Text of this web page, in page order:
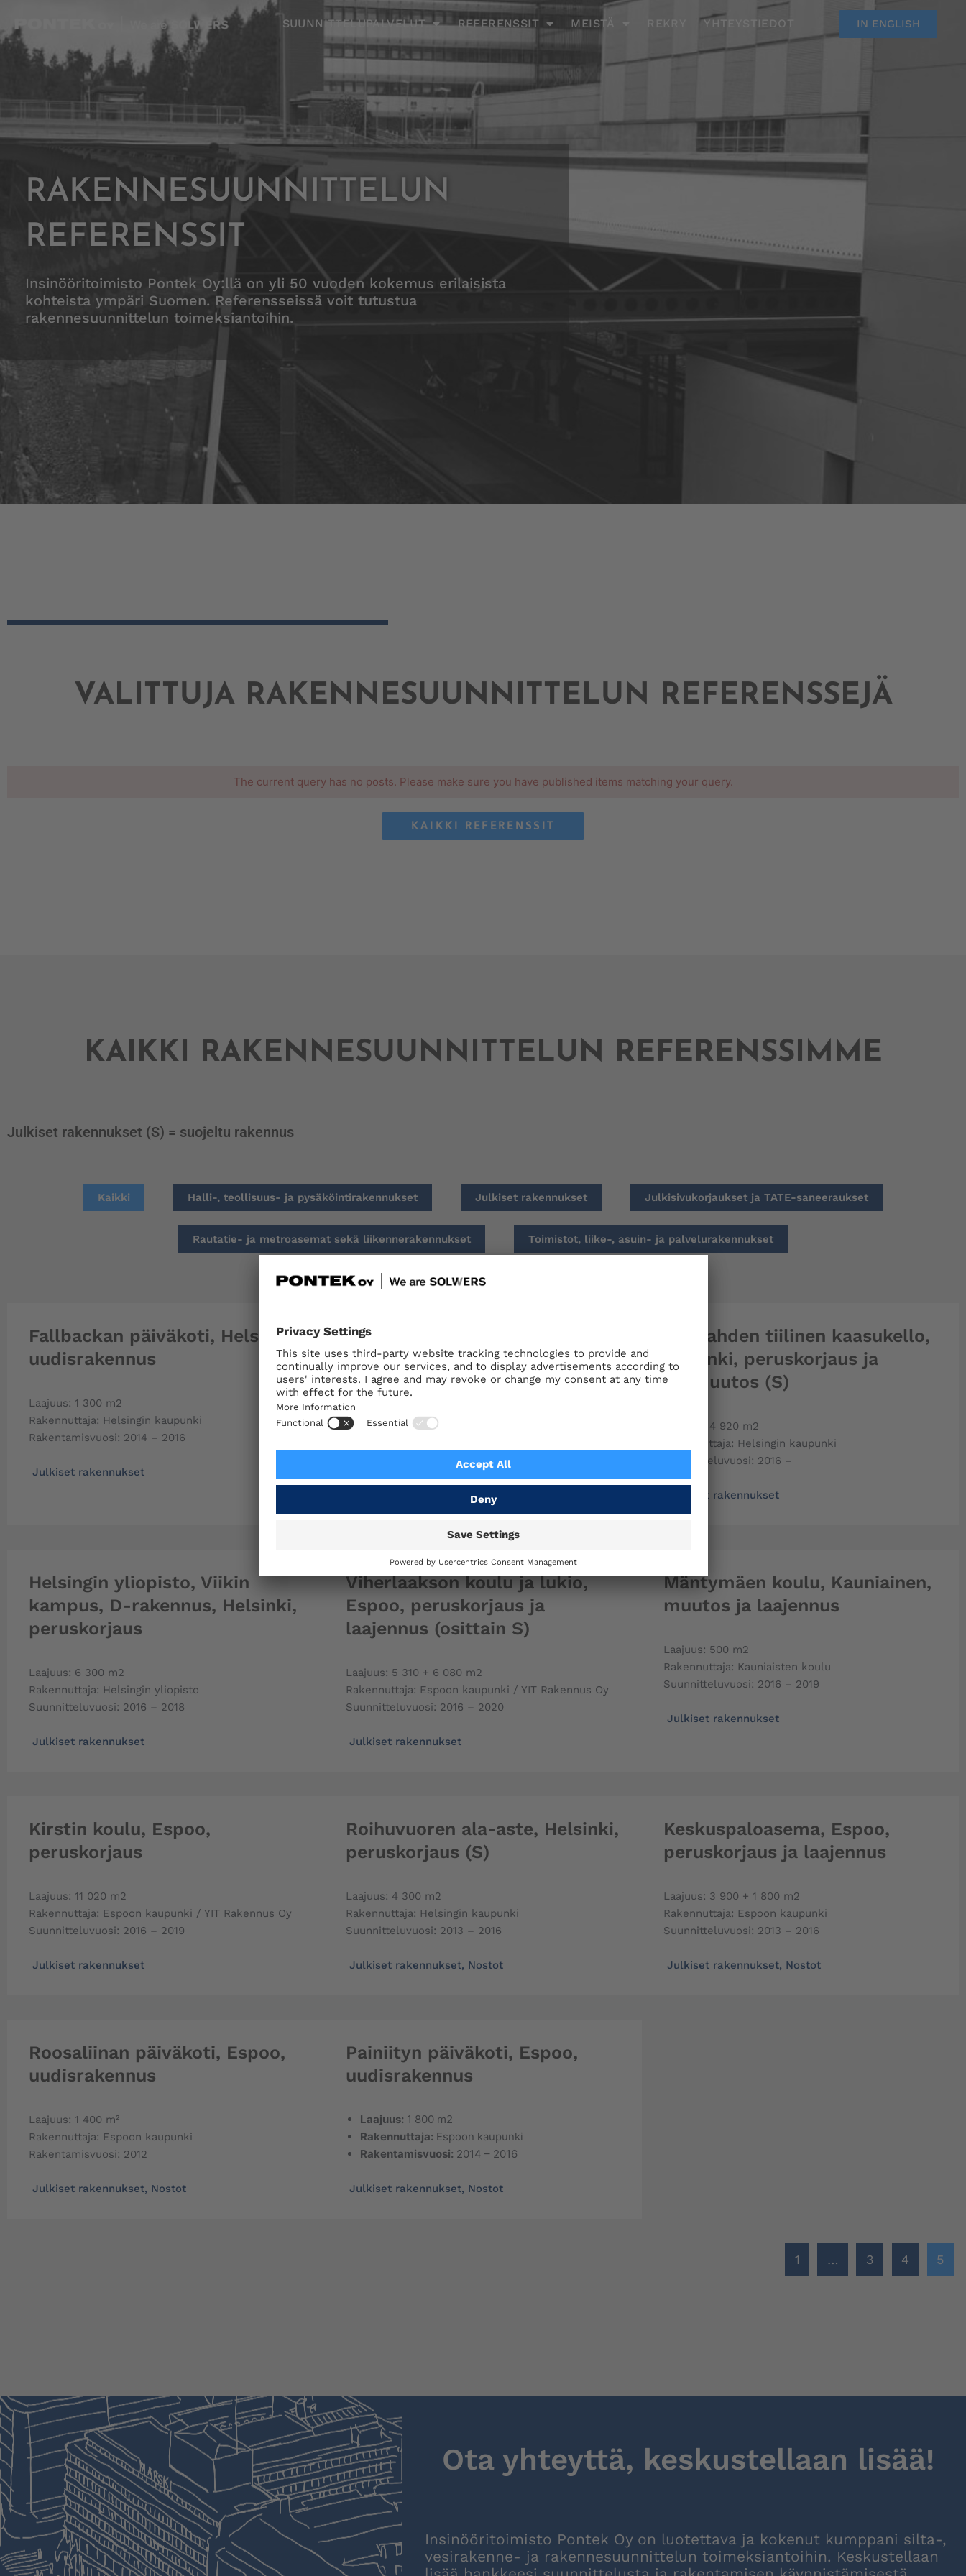
content
SUUNNITTELUPALVELUT REFERENSSIT MEISTÄ REKRY YHTEYSTIEDOT IN ENGLISH
RAKENNESUUNNITTELUN
REFERENSSIT
Insinööritoimisto Pontek Oy:llä on yli 50 vuoden kokemus erilaisista
kohteista ympäri Suomen. Referensseissä voit tutustua
rakennesuunnittelun toimeksiantoihin.
VALITTUJA RAKENNESUUNNITTELUN REFERENSSEJÄ
The current query has no posts. Please make sure you have published items matching your query.
KAIKKI REFERENSSIT
KAIKKI RAKENNESUUNNITTELUN REFERENSSIMME
Julkiset rakennukset (S) = suojeltu rakennus
Kaikki Halli-, teollisuus- ja pysäköintirakennukset Julkiset rakennukset Julkisivukorjaukset ja TATE-saneeraukset
Rautatie- ja metroasemat sekä liikennerakennukset Toimistot, liike-, asuin- ja palvelurakennukset
Fallbackan päiväkoti, Helsinki,
uudisrakennus
Laajuus: 1 300 m2
Rakennuttaja: Helsingin kaupunki
Rakentamisvuosi: 2014 – 2016
Julkiset rakennukset
Suvilahden teräksinen
kaasukello, Helsinki,
kunnostus (S)
Laajuus: 2 000 m2
Suunnitteluvuosi: 2016 – 2017
Suvilahden tiilinen kaasukello,
Helsinki, peruskorjaus ja
tilamuutos (S)
Laajuus: 4 920 m2
Rakennuttaja: Helsingin kaupunki
Suunnitteluvuosi: 2016 –
Julkiset rakennukset
Helsingin yliopisto, Viikin
kampus, D-rakennus, Helsinki,
peruskorjaus
Laajuus: 6 300 m2
Rakennuttaja: Helsingin yliopisto
Suunnitteluvuosi: 2016 – 2018
Julkiset rakennukset
Viherlaakson koulu ja lukio,
Espoo, peruskorjaus ja
laajennus (osittain S)
Laajuus: 5 310 + 6 080 m2
Rakennuttaja: Espoon kaupunki / YIT Rakennus Oy
Suunnitteluvuosi: 2016 – 2020
Julkiset rakennukset
Mäntymäen koulu, Kauniainen,
muutos ja laajennus
Laajuus: 500 m2
Rakennuttaja: Kauniaisten koulu
Suunnitteluvuosi: 2016 – 2019
Julkiset rakennukset
Kirstin koulu, Espoo,
peruskorjaus
Laajuus: 11 020 m2
Rakennuttaja: Espoon kaupunki / YIT Rakennus Oy
Suunnitteluvuosi: 2016 – 2019
Julkiset rakennukset
Roihuvuoren ala-aste, Helsinki,
peruskorjaus (S)
Laajuus: 4 300 m2
Rakennuttaja: Helsingin kaupunki
Suunnitteluvuosi: 2013 – 2016
Julkiset rakennukset, Nostot
Keskuspaloasema, Espoo,
peruskorjaus ja laajennus
Laajuus: 3 900 + 1 800 m2
Rakennuttaja: Espoon kaupunki
Suunnitteluvuosi: 2013 – 2016
Julkiset rakennukset, Nostot
Roosaliinan päiväkoti, Espoo,
uudisrakennus
Laajuus: 1 400 m²
Rakennuttaja: Espoon kaupunki
Rakentamisvuosi: 2012
Julkiset rakennukset, Nostot
Painiityn päiväkoti, Espoo,
uudisrakennus
Laajuus: 1 800 m2
Rakennuttaja: Espoon kaupunki
Rakentamisvuosi: 2014 – 2016
Julkiset rakennukset, Nostot
1 … 3 4 5
Ota yhteyttä, keskustellaan lisää!
Insinööritoimisto Pontek Oy on luotettava ja kokenut kumppani silta-,
vesirakenne- ja rakennesuunnittelun toimeksiantoihin. Keskustellaan